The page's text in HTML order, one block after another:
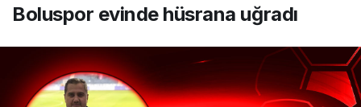
"Mahpushane Çeşmesi’nden Kent
Müzesi’ne..(I)"
Boluspor evinde hüsrana uğradı